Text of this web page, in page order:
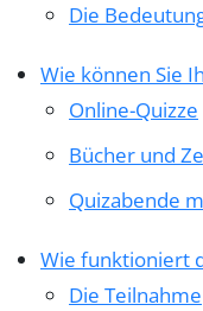
Die
Wie können Sie
Online-Quizze
Bücher und
Quizabende
Wie funktioniert
Die Teilnahme